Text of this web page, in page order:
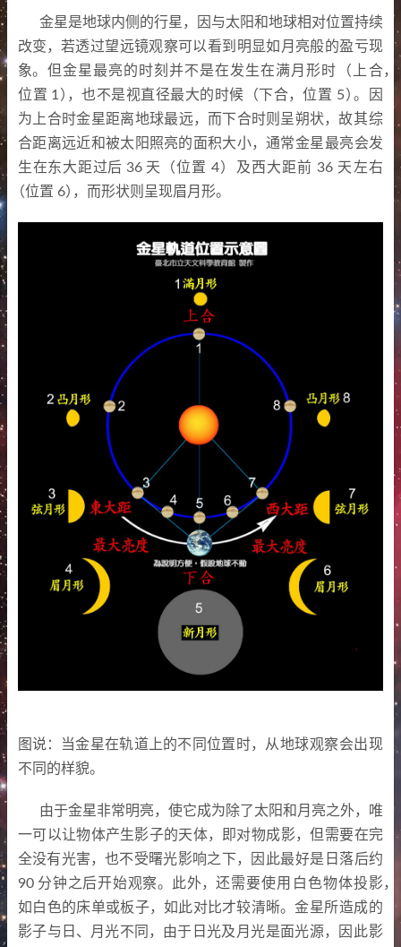
金星是地球内侧的行星 ，
因与太阳和地球相对位置持续
改变， 若透过望远镜观察可以看到明显如月亮般的盈亏现
象。 但金星最亮的时刻并不是在发生在满月形时 （ 上合，
位置 1 ） ， 也不是视直径最大的时候 （ 下合， 位置 5） 。
因
为上合时金星距离地球最远， 而下合时则呈朔状， 故其综
合距离远近和被太阳照亮的面积大小， 通常金星最亮会发
生在东大距过后 36 天 （位置 4） 及西大距前 36 天左右
（位置 6） ， 而形状则呈现眉月形。
图说： 当金星在轨道上的不同位置时，
从地球观察会出现
不同的样貌。
由于金星非常明亮， 使它成为除了太阳和月亮之外，
唯
一可以让物体产生影子的天体， 即对物成影， 但需要在完
全没有光害， 也不受曙光影响之下，
因此最好是日落后约
90 分钟之后开始观察。 此外， 还需要使用白色物体投影，
如白色的床单或板子， 如此对比才较清晰。 金星所造成的
影子与日 、 月光不同 ， 由于日光及月光是面光源，
因此影